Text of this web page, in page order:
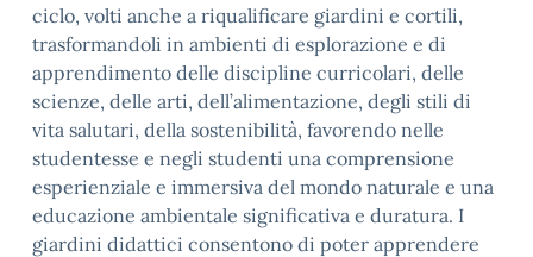
ciclo, volti anche a riqualificare giardini e cortili,
trasformandoli in ambienti di esplorazione e di
apprendimento delle discipline curricolari, delle
scienze, delle arti, dell’alimentazione, degli stili di
vita salutari, della sostenibilità, favorendo nelle
studentesse e negli studenti una comprensione
esperienziale e immersiva del mondo naturale e una
educazione ambientale significativa e duratura. I
giardini didattici consentono di poter apprendere